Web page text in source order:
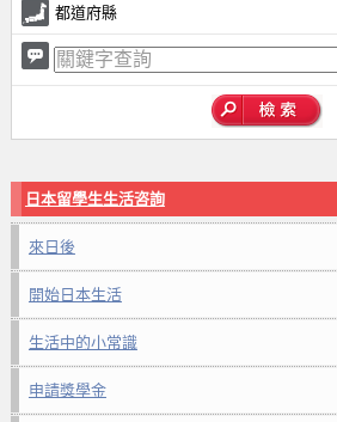
都道府縣
日本留學生生活咨詢
來日後
開始日本生活
生活中的小常識
申請獎學金